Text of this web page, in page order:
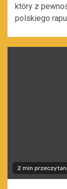
który z
polskiego
2 min